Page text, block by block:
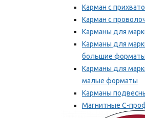
Карман с
Карман с
Карманы для
Карманы для
большие форматы
Карманы для
малые форматы
Карманы
Магнитные С-